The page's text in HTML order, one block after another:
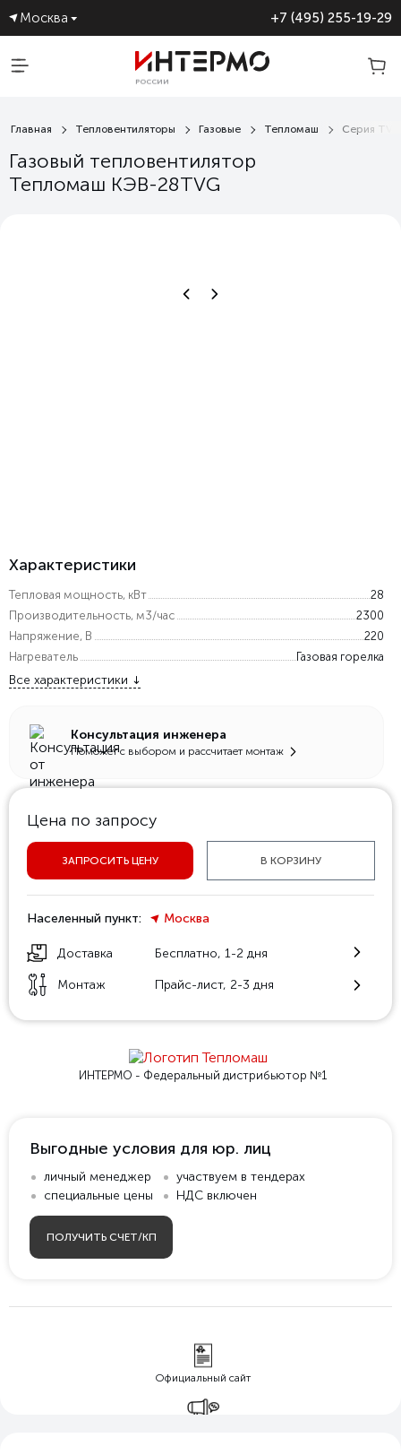
Москва +7 (495) 255-19-29
И ТЕПЛОВЕНТИЛЯТОРОВ В
РОССИИ
Главная Тепловентиляторы Газовые Тепломаш Серия TV
Газовый тепловентилятор
Тепломаш КЭВ-28TVG
Характеристики
Тепловая мощность, кВт
28
Производительность, м3/час
2300
Напряжение, В
220
Нагреватель
Газовая горелка
Все характеристики
Консультация инженера
Поможет с выбором и рассчитает монтаж
Цена по запросу
ЗАПРОСИТЬ ЦЕНУ В КОРЗИНУ
Населенный пункт: Москва
Доставка Бесплатно, 1-2 дня
Монтаж Прайс-лист, 2-3 дня
ИНТЕРМО - Федеральный дистрибьютор №1
Выгодные условия для юр. лиц
личный менеджер
специальные цены
участвуем в тендерах
НДС включен
ПОЛУЧИТЬ СЧЕТ/КП
Официальный сайт